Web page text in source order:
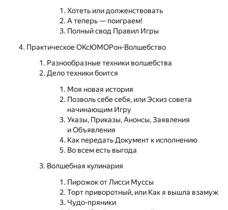
Хотеть или долженствовать
А теперь — поиграем!
Полный свод Правил Игры
Практическое ОКсЮМОРон-Волшебство
Разнообразные техники волшебства
Дело техники боится
Моя новая история
Позволь себе себя, или Эскиз совета
начинающим Игру
Указы, Приказы, Анонсы, Заявления
и Объявления
Как передать Документ к исполнению
Во всем есть выгода
Волшебная кулинария
Пирожок от Лисси Муссы
Торт приворотный, или Как я вышла взамуж
Чудо-пряники